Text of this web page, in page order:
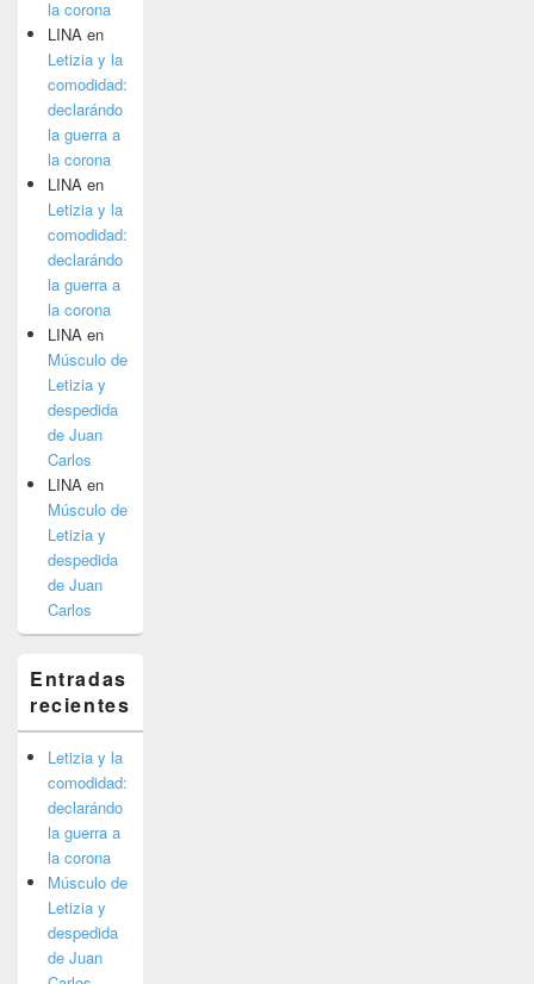
la corona
LINA en
Letizia y la
comodidad:
declarándo
la guerra a
la corona
LINA en
Letizia y la
comodidad:
declarándo
la guerra a
la corona
LINA en
Músculo de
Letizia y
despedida
de Juan
Carlos
LINA en
Músculo de
Letizia y
despedida
de Juan
Carlos
Entradas
recientes
Letizia y la
comodidad:
declarándo
la guerra a
la corona
Músculo de
Letizia y
despedida
de Juan